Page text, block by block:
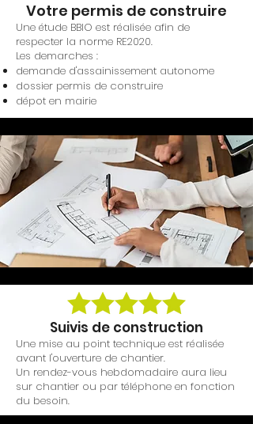
Votre permis de construire
Une étude BBIO est réalisée afin de
respecter la norme RE2020.
Les demarches :
demande d'assainissement autonome
dossier permis de construire
dépot en mairie
Suivis de construction
Une mise au point technique est réalisée
avant l'ouverture de chantier.
Un rendez-vous hebdomadaire aura lieu
sur chantier ou par téléphone en fonction
du besoin.